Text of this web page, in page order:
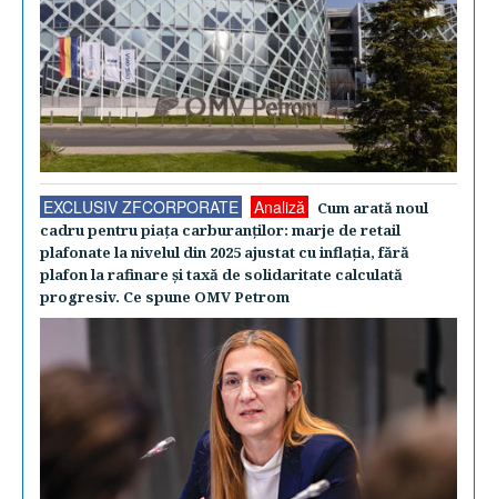
EXCLUSIV ZFCORPORATE Analiză
Cum arată noul
cadru pentru piaţa carburanţilor: marje de retail
plafonate la nivelul din 2025 ajustat cu inflaţia, fără
plafon la rafinare şi taxă de solidaritate calculată
progresiv. Ce spune OMV Petrom